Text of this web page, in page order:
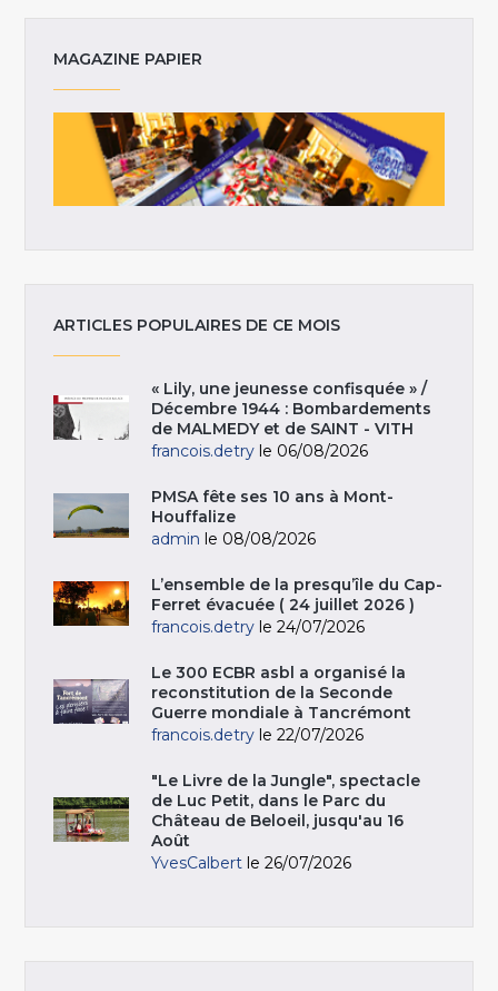
MAGAZINE PAPIER
ARTICLES POPULAIRES DE CE MOIS
« Lily, une jeunesse confisquée » /
Décembre 1944 : Bombardements
de MALMEDY et de SAINT - VITH
francois.detry le 06/08/2026
PMSA fête ses 10 ans à Mont-
Houffalize
admin le 08/08/2026
L’ensemble de la presqu’île du Cap-
Ferret évacuée ( 24 juillet 2026 )
francois.detry le 24/07/2026
Le 300 ECBR asbl a organisé la
reconstitution de la Seconde
Guerre mondiale à Tancrémont
francois.detry le 22/07/2026
"Le Livre de la Jungle", spectacle
de Luc Petit, dans le Parc du
Château de Beloeil, jusqu'au 16
Août
YvesCalbert le 26/07/2026